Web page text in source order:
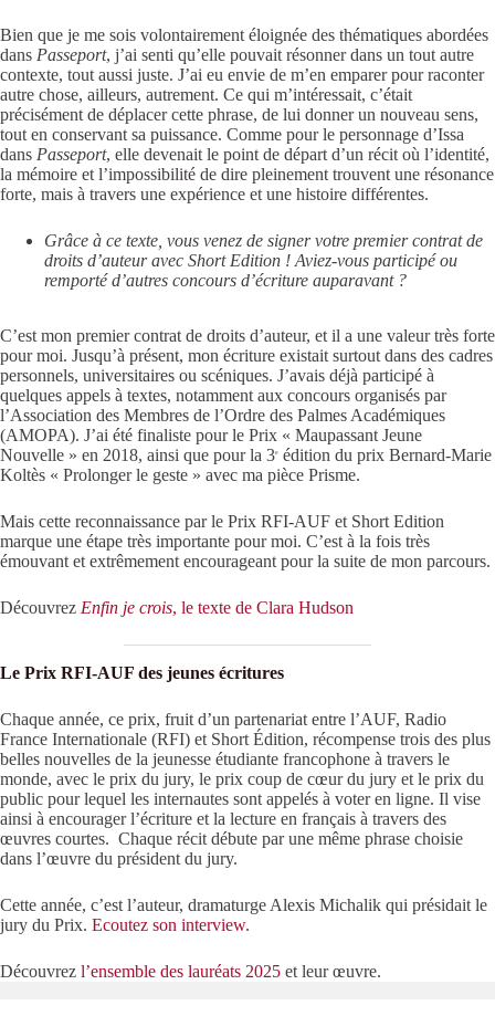
Bien que je me sois volontairement éloignée des thématiques abordées
dans Passeport, j’ai senti qu’elle pouvait résonner dans un tout autre
contexte, tout aussi juste. J’ai eu envie de m’en emparer pour raconter
autre chose, ailleurs, autrement. Ce qui m’intéressait, c’était
précisément de déplacer cette phrase, de lui donner un nouveau sens,
tout en conservant sa puissance. Comme pour le personnage d’Issa
dans Passeport, elle devenait le point de départ d’un récit où l’identité,
la mémoire et l’impossibilité de dire pleinement trouvent une résonance
forte, mais à travers une expérience et une histoire différentes.
Grâce à ce texte, vous venez de signer votre premier contrat de
droits d’auteur avec Short Edition ! Aviez-vous participé ou
remporté d’autres concours d’écriture auparavant ?
C’est mon premier contrat de droits d’auteur, et il a une valeur très forte
pour moi. Jusqu’à présent, mon écriture existait surtout dans des cadres
personnels, universitaires ou scéniques. J’avais déjà participé à
quelques appels à textes, notamment aux concours organisés par
l’Association des Membres de l’Ordre des Palmes Académiques
(AMOPA). J’ai été finaliste pour le Prix « Maupassant Jeune
Nouvelle » en 2018, ainsi que pour la 3e édition du prix Bernard-Marie
Koltès « Prolonger le geste » avec ma pièce Prisme.
Mais cette reconnaissance par le Prix RFI-AUF et Short Edition
marque une étape très importante pour moi. C’est à la fois très
émouvant et extrêmement encourageant pour la suite de mon parcours.
Découvrez Enfin je crois, le texte de Clara Hudson
Le Prix RFI-AUF des jeunes écritures
Chaque année, ce prix, fruit d’un partenariat entre l’AUF, Radio
France Internationale (RFI) et Short Édition, récompense trois des plus
belles nouvelles de la jeunesse étudiante francophone à travers le
monde, avec le prix du jury, le prix coup de cœur du jury et le prix du
public pour lequel les internautes sont appelés à voter en ligne. Il vise
ainsi à encourager l’écriture et la lecture en français à travers des
œuvres courtes. Chaque récit débute par une même phrase choisie
dans l’œuvre du président du jury.
Cette année, c’est l’auteur, dramaturge Alexis Michalik qui présidait le
jury du Prix. Ecoutez son interview.
Découvrez l’ensemble des lauréats 2025 et leur œuvre.